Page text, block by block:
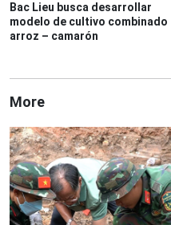
Bac Lieu busca desarrollar
modelo de cultivo combinado
arroz – camarón
More